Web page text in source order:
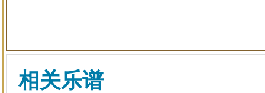
相关乐谱